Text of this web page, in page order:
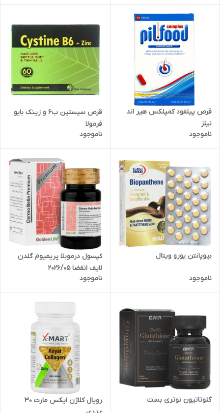
قرص پیلفود کمپلکس هیر اند
نیلز
ناموجود
قرص سیستین ب6 و زینک بایو
فرمولا
ناموجود
بیوپانتن یورو ویتال
ناموجود
کپسول درموبلا پریمیوم گلدن
لایف انقضا 2026/05
ناموجود
گلوتاتیون نوتری بست
رویال کلاژن ایکس مارت 30